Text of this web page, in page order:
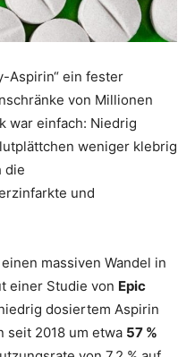
Aspirin“ ein fester
von Millionen
war einfach: Niedrig
weniger klebrig
die
und
massiven Wandel in
einer Studie von Epic
dosiertem Aspirin
seit 2018 um etwa 57 %